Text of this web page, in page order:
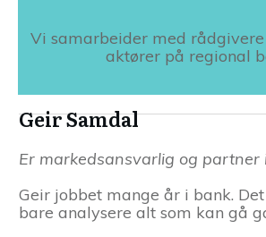
Vi samarbeider med
aktører på regional
Geir Samdal
Er markedsansvarlig og partner
Geir jobbet mange år i bank.
bare analysere alt som kan gå